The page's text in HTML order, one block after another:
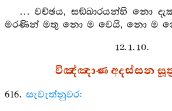
… වච්ඡය, සඞ්ඛාරයන්හි නො
මරණින් මතු නො ම වෙයි, නො ම
12. 1. 10.
විඤ්ඤාණ අදස්සන
616. සැවැත්නුවර: